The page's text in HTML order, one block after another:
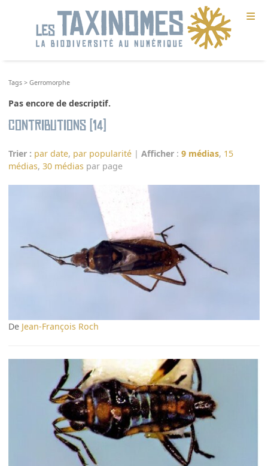
≡
Tags >Gerromorphe
Pas encore de descriptif.
Contributions (14)
Trier : par date, par popularité |Afficher :9 médias, 15
médias,30 médias par page
De Jean-François Roch